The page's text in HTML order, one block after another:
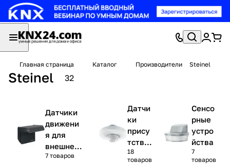
Главная страница Каталог Производители Steinel
Steinel 32
Датчики
движени
я для
внешней
установк
7 товаров
Датчи
ки
прису
тстви
я
18
товаров
Сенсо
рные
устро
йства
7
товаров